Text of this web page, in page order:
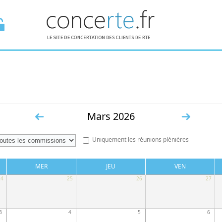
Mars 2026
Préc. »
Uniquement les réunions plénières
MER JEU VEN
25 26 27
3 4 5 6